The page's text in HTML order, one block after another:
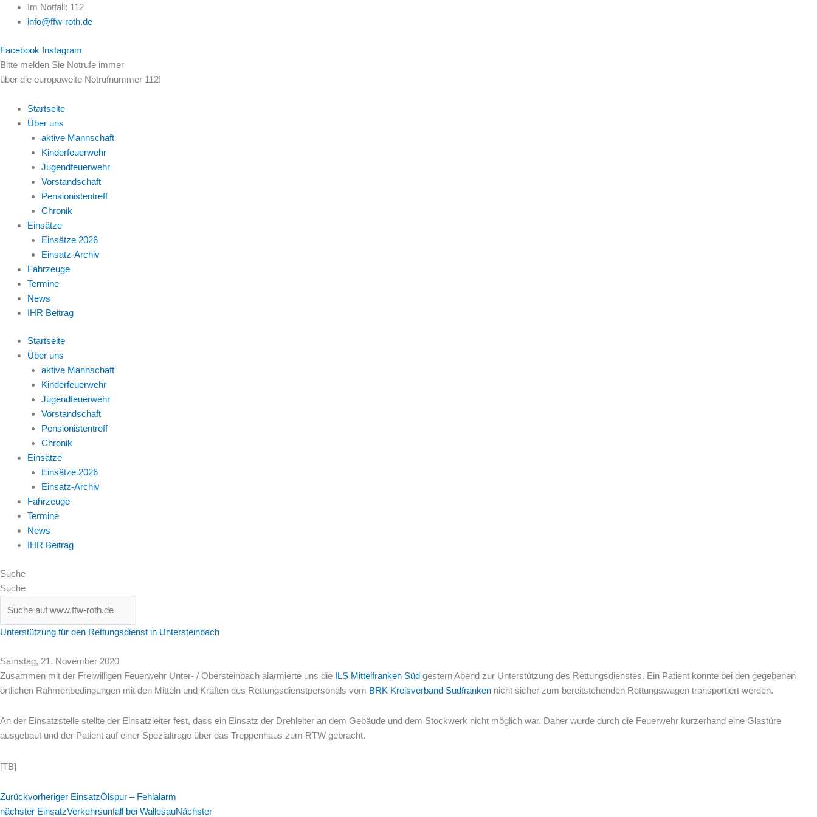
Inhalt
Im Notfall: 112
info@ffw-roth.de
Facebook Instagram
Bitte melden Sie Notrufe immer
über die europaweite Notrufnummer 112!
Startseite
Über uns
aktive Mannschaft
Kinderfeuerwehr
Jugendfeuerwehr
Vorstandschaft
Pensionistentreff
Chronik
Einsätze
Einsätze 2026
Einsatz-Archiv
Fahrzeuge
Termine
News
IHR Beitrag
Startseite
Über uns
aktive Mannschaft
Kinderfeuerwehr
Jugendfeuerwehr
Vorstandschaft
Pensionistentreff
Chronik
Einsätze
Einsätze 2026
Einsatz-Archiv
Fahrzeuge
Termine
News
IHR Beitrag
Suche
Suche
Unterstützung für den Rettungsdienst in Untersteinbach
Samstag, 21. November 2020
Zusammen mit der Freiwilligen Feuerwehr Unter- / Obersteinbach alarmierte uns die ILS Mittelfranken Süd gestern Abend zur Unterstützung des Rettungsdienstes. Ein Patient konnte bei den gegebenen
örtlichen Rahmenbedingungen mit den Mitteln und Kräften des Rettungsdienstpersonals vom BRK Kreisverband Südfranken nicht sicher zum bereitstehenden Rettungswagen transportiert werden.
An der Einsatzstelle stellte der Einsatzleiter fest, dass ein Einsatz der Drehleiter an dem Gebäude und dem Stockwerk nicht möglich war. Daher wurde durch die Feuerwehr kurzerhand eine Glastüre
ausgebaut und der Patient auf einer Spezialtrage über das Treppenhaus zum RTW gebracht.
[TB]
Zurückvorheriger EinsatzÖlspur – Fehlalarm
nächster EinsatzVerkehrsunfall bei WallesauNächster